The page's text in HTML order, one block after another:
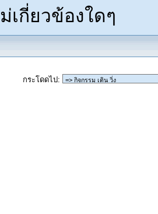
ม่เกี่ยวข้องใดๆ
กระโดดไป: